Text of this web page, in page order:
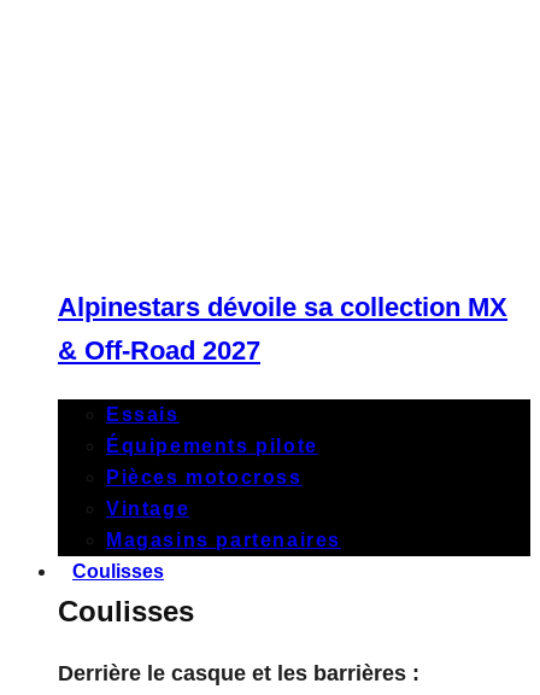
Alpinestars dévoile sa collection MX
& Off-Road 2027
Essais
Équipements pilote
Pièces motocross
Vintage
Magasins partenaires
Coulisses
Coulisses
Derrière le casque et les barrières :